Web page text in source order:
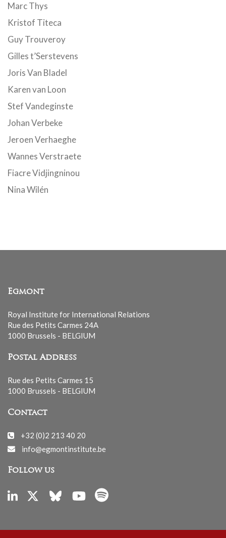
Marc Thys
Kristof Titeca
Guy Trouveroy
Gilles t’Serstevens
Joris Van Bladel
Karen van Loon
Stef Vandeginste
Johan Verbeke
Jeroen Verhaeghe
Wannes Verstraete
Fiacre Vidjingninou
Nina Wilén
Egmont
Royal Institute for International Relations
Rue des Petits Carmes 24A
1000 Brussels - BELGIUM
Postal Address
Rue des Petits Carmes 15
1000 Brussels - BELGIUM
Contact
+32 (0)2 213 40 20
info@egmontinstitute.be
Follow us